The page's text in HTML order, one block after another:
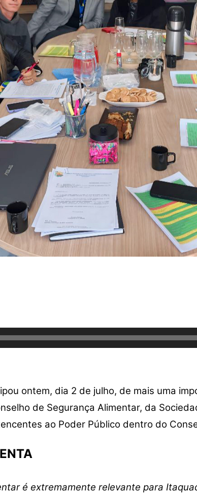
ontem, dia 2 de julho, de mais uma
de Segurança Alimentar, da
ao Poder Público dentro do
é extremamente relevante para